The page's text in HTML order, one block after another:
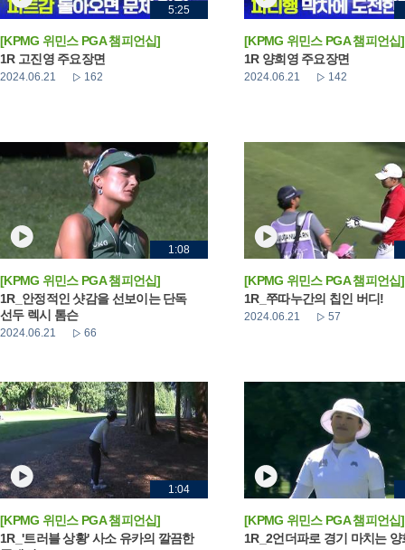
5:25
[KPMG 위민스 PGA 챔피언십]
1R 고진영 주요장면
2024.06.21 162
[KPMG 위민스 PGA 챔피언십]
1R 양희영 주요장면
2024.06.21 142
1:08
[KPMG 위민스 PGA 챔피언십]
1R_안정적인 샷감을 선보이는 단독
선두 렉시 톰슨
2024.06.21 66
[KPMG 위민스 PGA 챔피언십]
1R_쭈따누간의 칩인 버디!
2024.06.21 57
1:04
[KPMG 위민스 PGA 챔피언십]
1R_'트러블 상황' 사소 유카의 깔끔한
[KPMG 위민스 PGA 챔피언십]
1R_2언더파로 경기 마치는 양